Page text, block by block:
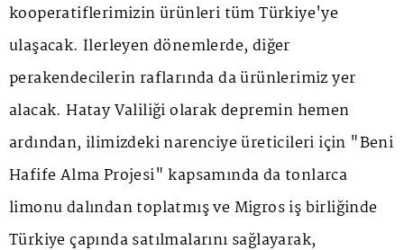
kooperatiflerimizin ürünleri tüm Türkiye'ye
ulaşacak. İlerleyen dönemlerde, diğer
perakendecilerin raflarında da ürünlerimiz yer
alacak. Hatay Valiliği olarak depremin hemen
ardından, ilimizdeki narenciye üreticileri için "Beni
Hafife Alma Projesi" kapsamında da tonlarca
limonu dalından toplatmış ve Migros iş birliğinde
Türkiye çapında satılmalarını sağlayarak,